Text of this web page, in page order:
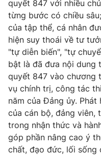
Nhân vật
Khán giả
Giải sao mai
Âm nhạc
Sao
Đời sống
Du lịch
Làm đẹp
Chất lượng cuộc sống
Giáo dục
Tuyển sinh
Học trực tuyến
Công nghệ
Hitech Công nghệ
Sản phẩm
Thị trường
Tư vấn
Giao lưu trực tuyến
Lịch phát sóng
quyết 847 với nhiều
từng bước có chiều
của tập thể, cá nhân
hiện suy thoái về tư
"tự diễn biến", "tự
bật là đã đưa nội dung
quyết 847 vào chương
vụ chính trị, công tác
năm của Đảng ủy.
của cán bộ, đảng viên,
trong nhận thức và
góp phần nâng cao ý
chất, đạo đức, lối sống